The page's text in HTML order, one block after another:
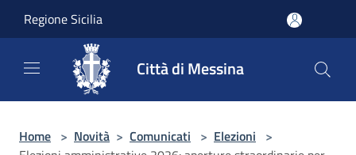
Regione Sicilia
Città di Messina
Home > Novità > Comunicati > Elezioni >